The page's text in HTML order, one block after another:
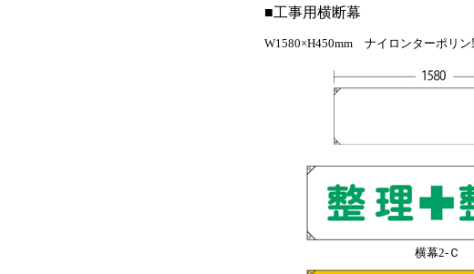
■工事用横断幕
W1580×H450mm ナイロンターポリ
横幕2-Ｃ